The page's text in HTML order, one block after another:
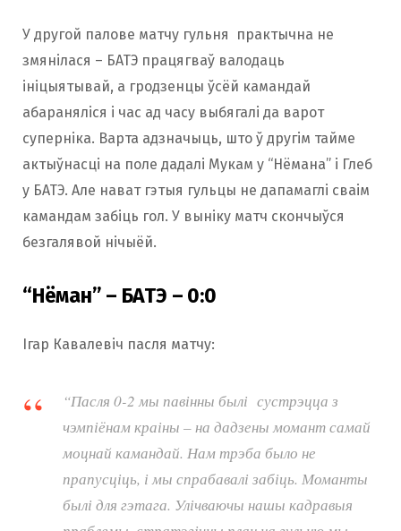
У другой палове матчу гульня практычна не
змянілася – БАТЭ працягваў валодаць
ініцыятывай, а гродзенцы ўсёй камандай
абараняліся і час ад часу выбягалі да варот
суперніка. Варта адзначыць, што ў другім тайме
актыўнасці на поле дадалі Мукам у “Нёмана” і Глеб
у БАТЭ. Але нават гэтыя гульцы не дапамаглі сваім
камандам забіць гол. У выніку матч скончыўся
безгалявой нічыёй.
“Нёман” – БАТЭ – 0:0
Ігар Кавалевіч пасля матчу:
“Пасля 0-2 мы павінны былі сустрэцца з
чэмпіёнам краіны – на дадзены момант самай
моцнай камандай. Нам трэба было не
прапусціць, і мы спрабавалі забіць. Моманты
былі для гэтага. Улічваючы нашы кадравыя